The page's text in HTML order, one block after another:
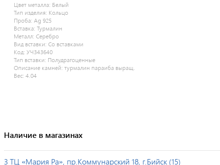
Цвет металла: Белый
Тип изделия: Кольцо
Проба: Ag 925
Вставка: Турмалин
Металл: Серебро
Вид вставки: Со вставками
Код: УЧ343640
Тип вставки: Полудрагоценные
Описание камней: турмалин параиба выращ.
Вес: 4.04
Наличие в магазинах
3 ТЦ «Мария Ра», пр.Коммунарский 18, г.Бийск (15)